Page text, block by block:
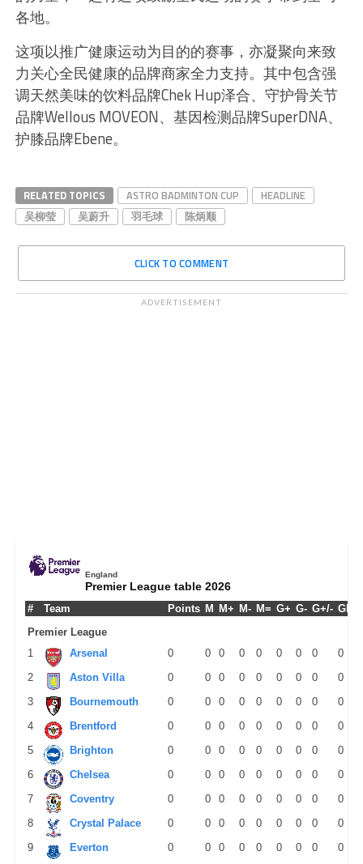
各地。
这项以推广健康运动为目的的赛事，亦凝聚向来致
力关心全民健康的品牌商家全力支持。其中包含强
调天然美味的饮料品牌Chek Hup泽合、守护骨关节
品牌Wellous MOVEON、基因检测品牌SuperDNA、
护膝品牌Ebene。
RELATED TOPICS ASTRO BADMINTON CUP
HEADLINE
吴柳莹
吴蔚升 羽毛球 陈炳顺
CLICK TO COMMENT
ADVERTISEMENT
England
Premier League table 2026
# Team Points M M+ M- M= G+ G- G+/- GPM
Premier League
1
Arsenal 0 0 0 0 0 0 0 0
0
2
Aston Villa 0 0 0 0 0 0 0 0
0
3
Bournemouth 0 0 0 0 0 0 0 0
0
4
Brentford 0 0 0 0 0 0 0 0
0
5
Brighton 0 0 0 0 0 0 0 0
0
6
Chelsea 0 0 0 0 0 0 0 0
0
7
Coventry 0 0 0 0 0 0 0 0
0
8
Crystal Palace 0 0 0 0 0 0 0 0
0
9
Everton 0 0 0 0 0 0 0 0
0